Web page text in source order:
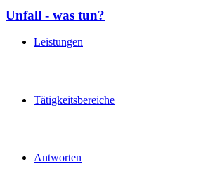
Unfall - was tun?
Leistungen
Tätigkeitsbereiche
Antworten